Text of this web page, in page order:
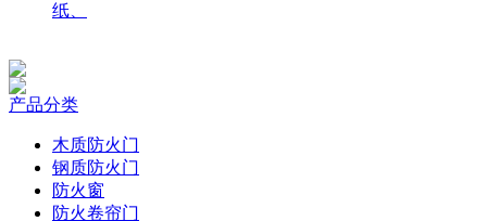
纸、
产品分类
木质防火门
钢质防火门
防火窗
防火卷帘门